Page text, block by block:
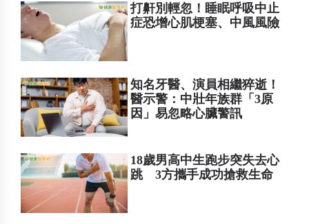
打鼾別輕忽！睡眠呼吸中止
症恐增心肌梗塞、中風風險
知名牙醫、演員相繼猝逝！
醫示警：中壯年族群「3原
因」易忽略心臟警訊
18歲男高中生跑步突失去心
跳 3方攜手成功搶救生命